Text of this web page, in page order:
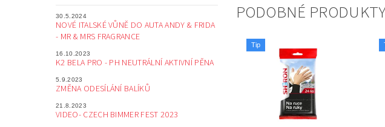
30.5.2024
NOVÉ ITALSKÉ VŮNĚ DO AUTA ANDY & FRIDA
- MR & MRS FRAGRANCE
16.10.2023
K2 BELA PRO - PH NEUTRÁLNÍ AKTIVNÍ PĚNA
5.9.2023
ZMĚNA ODESÍLÁNÍ BALÍKŮ
21.8.2023
VIDEO- CZECH BIMMER FEST 2023
PODOBNÉ
Tip